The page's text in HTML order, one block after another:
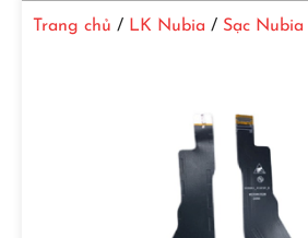
i
Trang chủ / LK Nubia / Sạc Nubia